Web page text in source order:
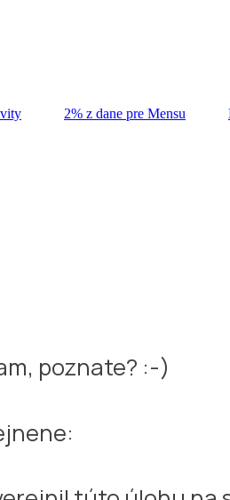
2% z dane pre Mensu
poznate? :-)